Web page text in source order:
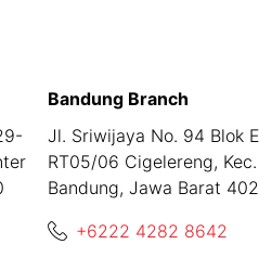
Bandung Branch
Jl. Sriwijaya No. 94 Blok
RT05/06 Cigelereng,
Bandung, Jawa Barat
+6222 4282 8642